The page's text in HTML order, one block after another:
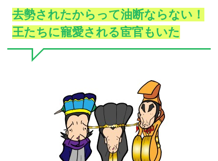
去勢されたからって油断ならない！
王たちに寵愛される宦官もいた